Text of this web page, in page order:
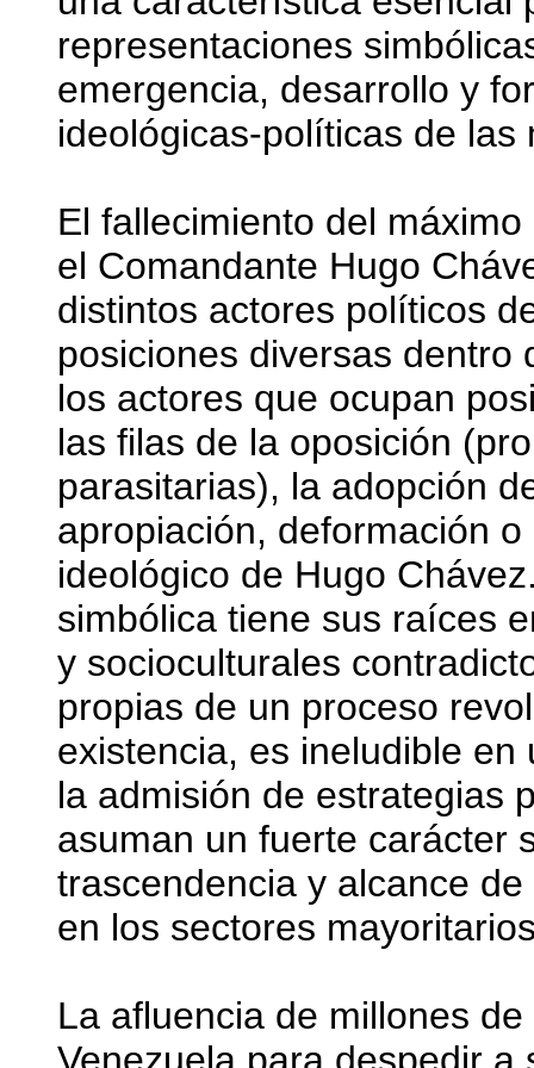
representaciones
emergencia, desarrollo y
ideológicas-políticas de las
El fallecimiento del
el Comandante Hugo
distintos actores políticos
posiciones diversas dentro
los actores que ocupan
las filas de la oposición
parasitarias), la adopción
apropiación, deformación
ideológico de Hugo
simbólica tiene sus raíces
y socioculturales
propias de un proceso
existencia, es ineludible
la admisión de estrategias
asuman un fuerte carácter
trascendencia y alcance
en los sectores
La afluencia de millones